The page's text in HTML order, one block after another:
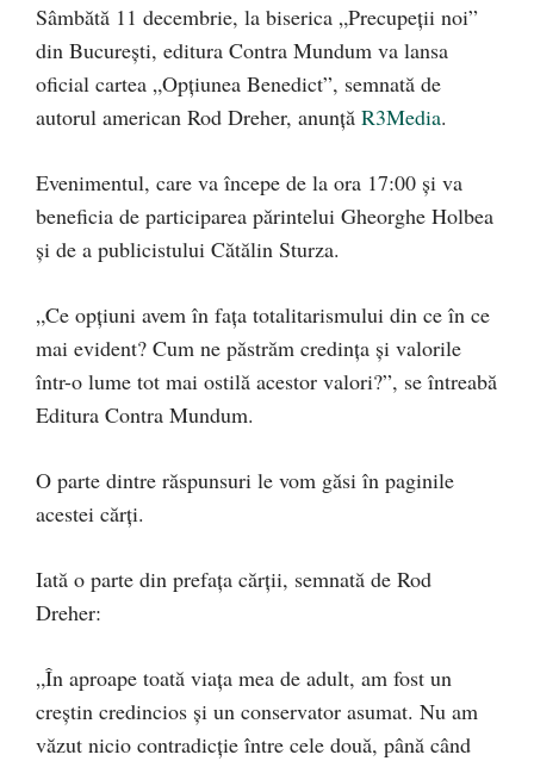
Sâmbătă 11 decembrie, la biserica „Precupeții noi”
din București, editura Contra Mundum va lansa
oficial cartea „Opțiunea Benedict”, semnată de
autorul american Rod Dreher, anunță R3Media.
Evenimentul, care va începe de la ora 17:00 și va
beneficia de participarea părintelui Gheorghe Holbea
și de a publicistului Cătălin Sturza.
„Ce opțiuni avem în fața totalitarismului din ce în ce
mai evident? Cum ne păstrăm credința și valorile
într-o lume tot mai ostilă acestor valori?”, se întreabă
Editura Contra Mundum.
O parte dintre răspunsuri le vom găsi în paginile
acestei cărți.
Iată o parte din prefața cărții, semnată de Rod
Dreher:
„În aproape toată viața mea de adult, am fost un
creștin credincios și un conservator asumat. Nu am
văzut nicio contradicție între cele două, până când